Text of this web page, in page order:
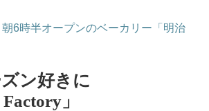
6時半オープンのベーカリー「明治
ン好きに
」